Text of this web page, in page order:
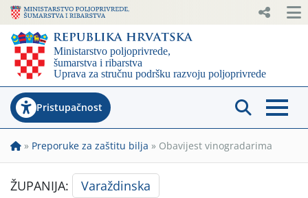
Pristupačnost
» Preporuke za zaštitu bilja » Obavijest vinogradarima
ŽUPANIJA: Varaždinska